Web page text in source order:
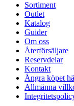
Sortiment
Outlet
Katalog
Guider
Om oss
Återförsäljare
Reservdelar
Kontakt
Ångra köpet
Allmänna